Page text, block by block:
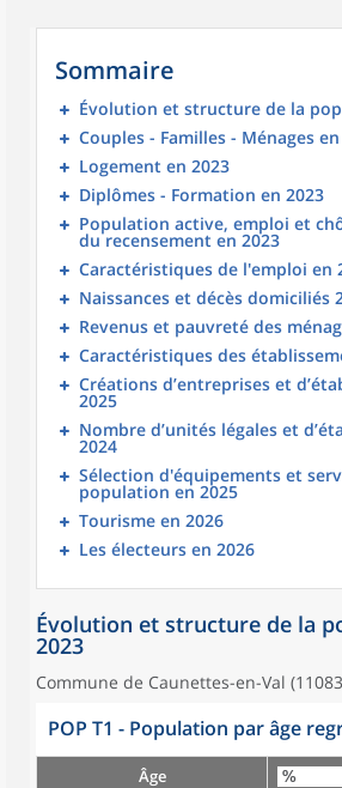
Sommaire
Évolution et structure de la
Couples - Familles - Ménages
Logement en 2023
Diplômes - Formation en 2023
Population active, emploi et
du recensement en 2023
Caractéristiques de l'emploi en
Naissances et décès domiciliés
Revenus et pauvreté des
Caractéristiques des
Créations d’entreprises et
2025
Nombre d’unités légales et
2024
Sélection d'équipements et
population en 2025
Tourisme en 2026
Les électeurs en 2026
Évolution et structure de la
2023
Commune de Caunettes-en-Val
POP T1 - Population par âge
Âge